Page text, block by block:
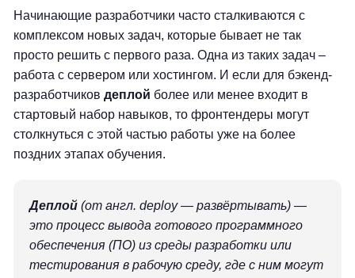
Начинающие разработчики часто сталкиваются с
комплексом новых задач, которые бывает не так
просто решить с первого раза. Одна из таких задач –
работа с сервером или хостингом. И если для бэкенд-
разработчиковдеплой более или менее входит в
стартовый набор навыков, то фронтендеры могут
столкнуться с этой частью работы уже на более
поздних этапах обучения.
Деплой (от англ.deploy— развёртывать) —
это процесс вывода готового программного
обеспечения (ПО) из среды разработки или
тестирования в рабочую среду, где с ним могут